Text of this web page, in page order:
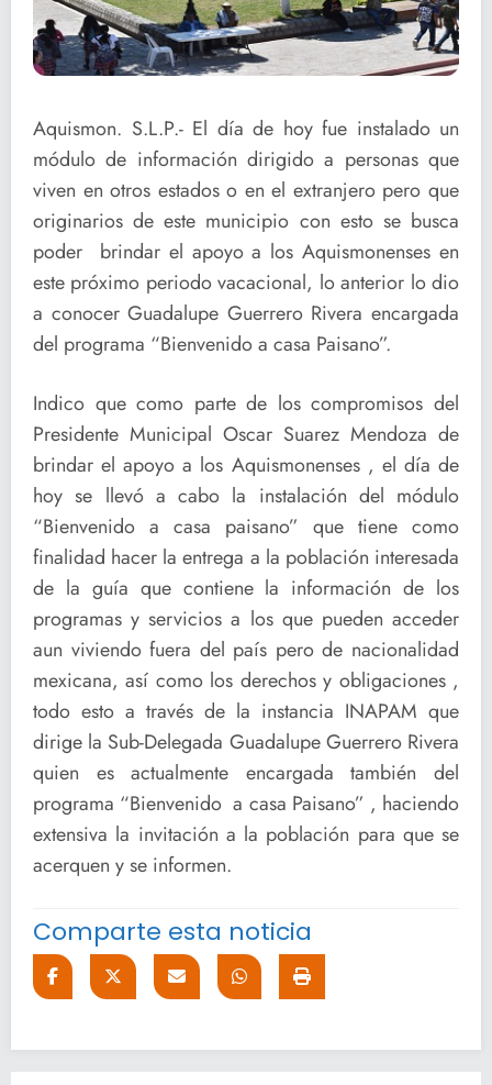
Aquismon. S.L.P.- El día de hoy fue instalado un
módulo de información dirigido a personas que
viven en otros estados o en el extranjero pero que
originarios de este municipio con esto se busca
poder brindar el apoyo a los Aquismonenses en
este próximo periodo vacacional, lo anterior lo dio
a conocer Guadalupe Guerrero Rivera encargada
del programa “Bienvenido a casa Paisano”.
Indico que como parte de los compromisos del
Presidente Municipal Oscar Suarez Mendoza de
brindar el apoyo a los Aquismonenses , el día de
hoy se llevó a cabo la instalación del módulo
“Bienvenido a casa paisano” que tiene como
finalidad hacer la entrega a la población interesada
de la guía que contiene la información de los
programas y servicios a los que pueden acceder
aun viviendo fuera del país pero de nacionalidad
mexicana, así como los derechos y obligaciones ,
todo esto a través de la instancia INAPAM que
dirige la Sub-Delegada Guadalupe Guerrero Rivera
quien es actualmente encargada también del
programa “Bienvenido a casa Paisano” , haciendo
extensiva la invitación a la población para que se
acerquen y se informen.
Comparte esta noticia